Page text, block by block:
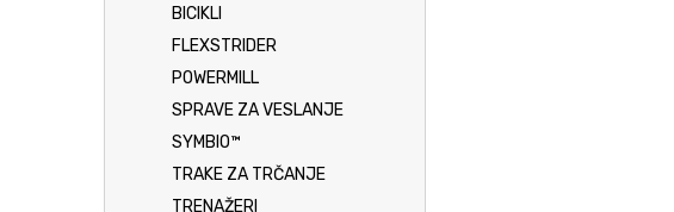
BICIKLI
FLEXSTRIDER
POWERMILL
SPRAVE ZA VESLANJE
SYMBIO™
TRAKE ZA TRČANJE
TRENAŽERI